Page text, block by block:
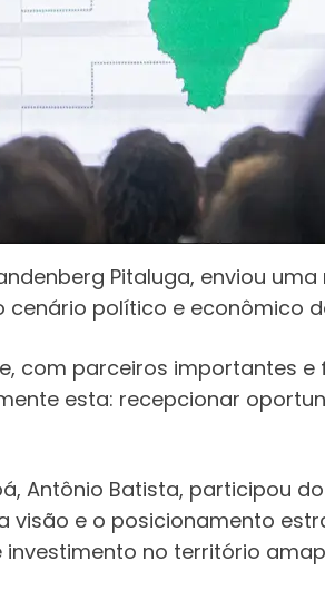
Pitaluga, enviou
político e econômico
com parceiros importantes
esta: recepcionar
Antônio Batista, participou
visão e o posicionamento
no território